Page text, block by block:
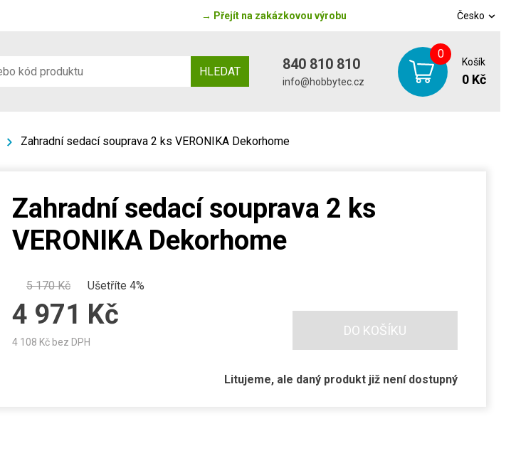
→ Přejít na zakázkovou výrobu Česko
HLEDAT 840 810 810
info@hobbytec.cz
0
Košík
0 Kč
Zahradní sedací souprava 2 ks VERONIKA Dekorhome
Zahradní sedací souprava 2 ks
VERONIKA Dekorhome
5 170Kč Ušetříte 4%
4 971 Kč
4 108 Kč bez DPH
DO KOŠÍKU
Litujeme, ale daný produkt již není dostupný